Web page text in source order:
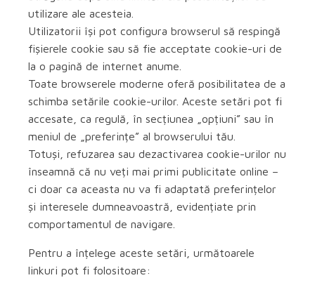
utilizare ale acesteia.
Utilizatorii își pot configura browserul să respingă
fișierele cookie sau să fie acceptate cookie-uri de
la o pagină de internet anume.
Toate browserele moderne oferă posibilitatea de a
schimba setările cookie-urilor. Aceste setări pot fi
accesate, ca regulă, în secțiunea „opțiuni” sau în
meniul de „preferințe” al browserului tău.
Totuși, refuzarea sau dezactivarea cookie-urilor nu
înseamnă că nu veți mai primi publicitate online –
ci doar ca aceasta nu va fi adaptată preferințelor
și interesele dumneavoastră, evidențiate prin
comportamentul de navigare.
Pentru a înțelege aceste setări, următoarele
linkuri pot fi folositoare: